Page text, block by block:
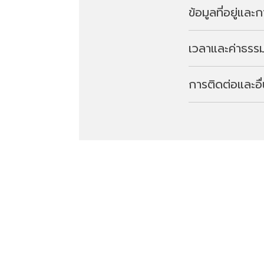
ข้อมูลที่อยู่และ
ที่อยู่
การเดินทาง
เวลาและค่าธร
ปิด
การติดต่อและ